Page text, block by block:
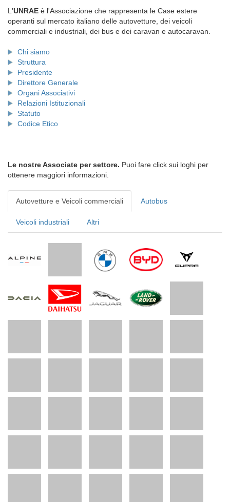
L'UNRAE è l'Associazione che rappresenta le Case estere
operanti sul mercato italiano delle autovetture, dei veicoli
commerciali e industriali, dei bus e dei caravan e autocaravan.
Chi siamo
Struttura
Presidente
Direttore Generale
Organi Associativi
Relazioni Istituzionali
Statuto
Codice Etico
Le nostre Associate per settore. Puoi fare click sui loghi per
ottenere maggiori informazioni.
Autovetture e Veicoli commerciali Autobus
Veicoli industriali Altri